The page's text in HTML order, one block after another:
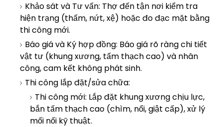
Khảo sát và Tư vấn: Thợ đến tận nơi kiểm tra
hiện trạng (thấm, nứt, xệ) hoặc đo đạc mặt bằng
thi công mới.
Báo giá và Ký hợp đồng: Báo giá rõ ràng chi tiết
vật tư (khung xương, tấm thạch cao) và nhân
công, cam kết không phát sinh.
Thi công lắp đặt/sửa chữa:
Thi công mới: Lắp đặt khung xương chịu lực,
bắn tấm thạch cao (chìm, nổi, giật cấp), xử lý
mối nối kỹ thuật.